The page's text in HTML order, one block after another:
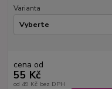
Varianta
cena od
55 Kč
od 49 Kč bez DPH